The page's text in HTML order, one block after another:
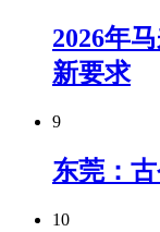
2026年
新要求
9
东莞：
10